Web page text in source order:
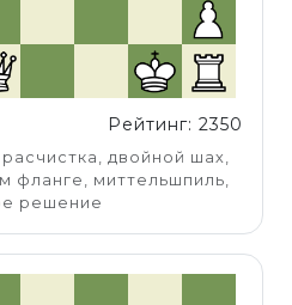
Рейтинг: 2350
двойной шах,
фланге, миттельшпиль,
решение